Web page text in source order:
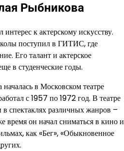
Рыбникова
к актерскому искусству.
поступил в ГИТИС, где
Его талант и актерское
в студенческие годы.
в Московском театре
с 1957 по 1972 год. В театре
спектаклях различных жанров –
время он начал сниматься в кино и
как «Бег», «Обыкновенное